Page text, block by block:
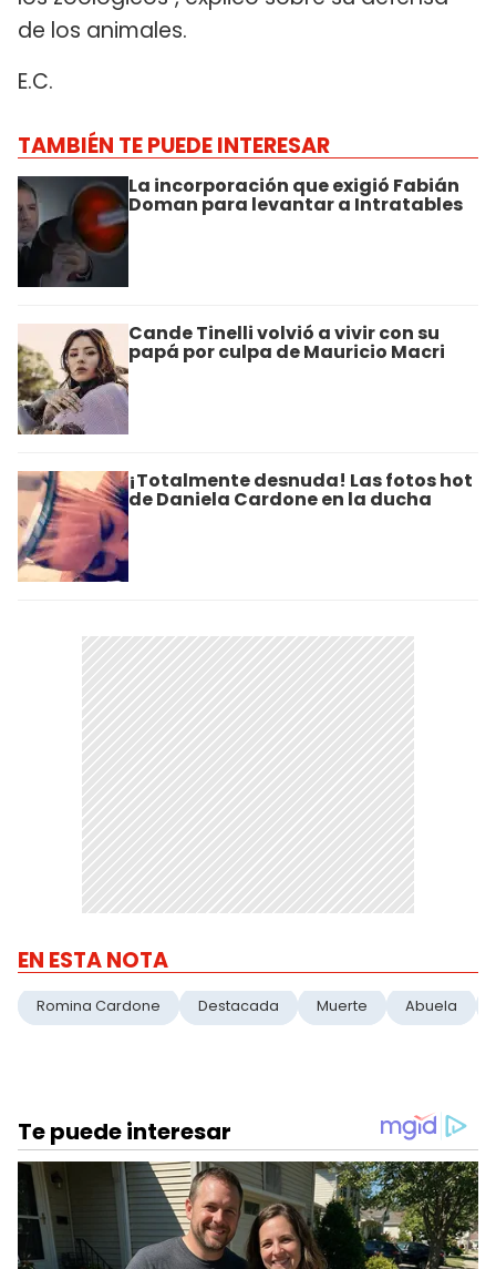
de los animales.
E.C.
TAMBIÉN TE PUEDE INTERESAR
La incorporación que exigió Fabián
Doman para levantar a Intratables
Cande Tinelli volvió a vivir con su
papá por culpa de Mauricio Macri
¡Totalmente desnuda! Las fotos hot
de Daniela Cardone en la ducha
EN ESTA NOTA
Romina Cardone Destacada Muerte Abuela